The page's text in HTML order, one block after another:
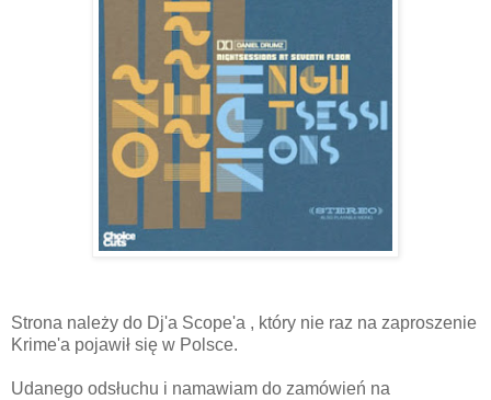
Strona należy do Dj'a Scope'a , który nie raz na zaproszenie
Krime'a pojawił się w Polsce.
Udanego odsłuchu i namawiam do zamówień na